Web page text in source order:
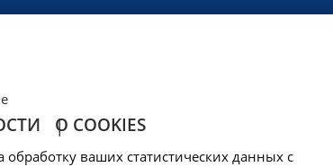
и второго
О COOKIES
ваших статистических данных с